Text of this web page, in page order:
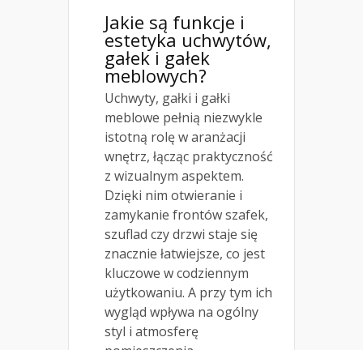
Jakie są funkcje i
estetyka uchwytów,
gałek i gałek
meblowych?
Uchwyty, gałki i gałki
meblowe pełnią niezwykle
istotną rolę w aranżacji
wnętrz, łącząc praktyczność
z wizualnym aspektem.
Dzięki nim otwieranie i
zamykanie frontów szafek,
szuflad czy drzwi staje się
znacznie łatwiejsze, co jest
kluczowe w codziennym
użytkowaniu. A przy tym ich
wygląd wpływa na ogólny
styl i atmosferę